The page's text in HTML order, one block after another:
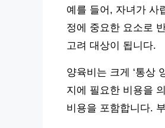
예를 들어, 자녀가 사
정에 중요한 요소로
고려 대상이 됩니다.
양육비는 크게 ‘통상
지에 필요한 비용을
비용을 포함합니다.